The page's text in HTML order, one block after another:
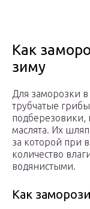
Как
зиму
Для заморозки
трубчатые
маслята. Их
за которой при
количество
водянистыми.
Как